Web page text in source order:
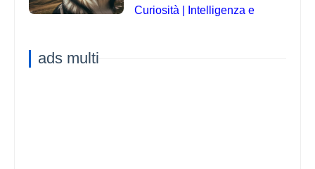
Curiosità | Intelligenza e
ads multi